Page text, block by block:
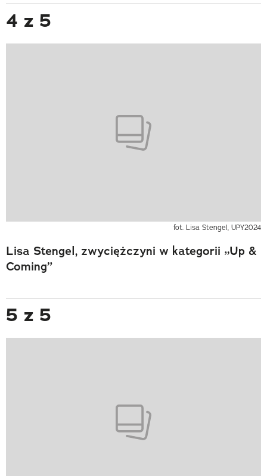
4 z 5
fot. Lisa Stengel, UPY2024
Lisa Stengel, zwyciężczyni w kategorii „Up &
Coming”
5 z 5